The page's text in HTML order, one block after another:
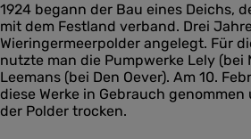
1924 begann der Bau eines Deichs,
mit dem Festland verband. Drei
Wieringermeerpolder angelegt. Für
nutzte man die Pumpwerke Lely (bei
Leemans (bei Den Oever). Am 10.
diese Werke in Gebrauch
der Polder trocken.